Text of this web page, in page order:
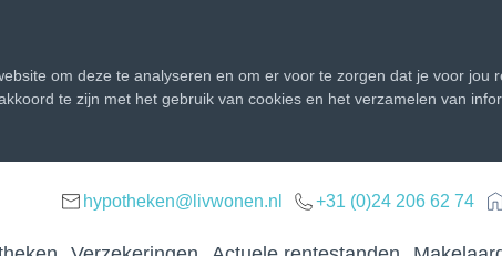
om deze te analyseren en om er voor te zorgen dat je voor jou
te zijn met het gebruik van cookies en het verzamelen van
hypotheken@livwonen.nl +31 (0)24 206 62 74